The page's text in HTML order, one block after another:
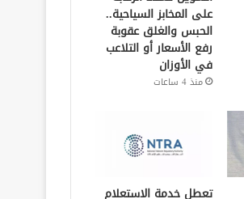
على المخابز السياحية..
الحبس والغلق عقوبة
رفع الأسعار أو التلاعب
في الأوزان
منذ 4 ساعات
تعطل خدمة الاستعلام